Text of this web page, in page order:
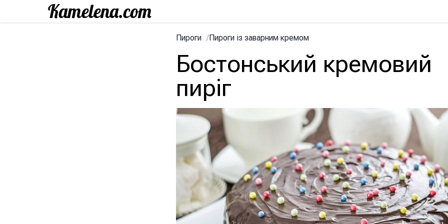
Пироги /Пироги із заварним кремом
Бостонський кремовий
пиріг